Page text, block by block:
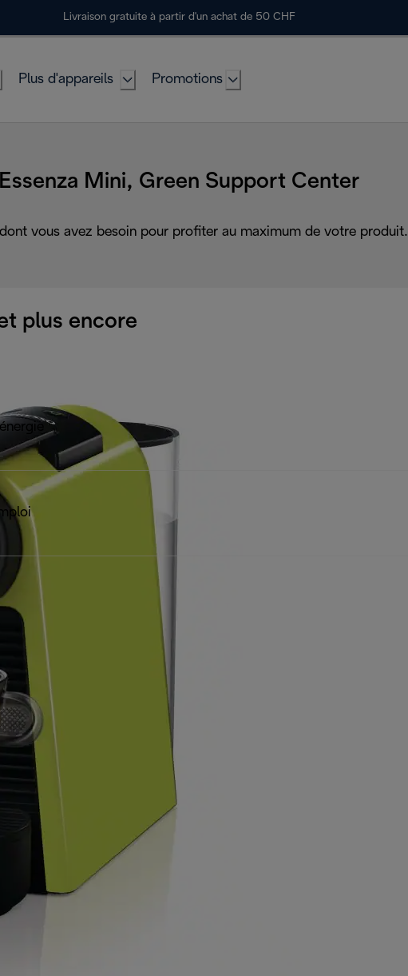
Livraison gratuite à partir d'un achat de 50 CHF
Plus d'appareils Promotions
Essenza Mini, Green Support Center
dont vous avez besoin pour profiter au maximum de votre produit.
plus encore